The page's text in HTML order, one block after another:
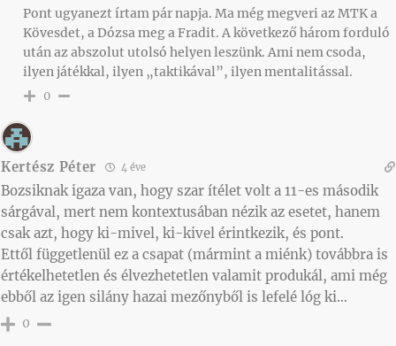
Pont ugyanezt írtam pár napja. Ma még megveri az MTK a
Kövesdet, a Dózsa meg a Fradit. A következő három forduló
után az abszolut utolsó helyen leszünk. Ami nem csoda,
ilyen játékkal, ilyen „taktikával”, ilyen mentalitással.
0
Kertész Péter 4 éve
Bozsiknak igaza van, hogy szar ítélet volt a 11-es második
sárgával, mert nem kontextusában nézik az esetet, hanem
csak azt, hogy ki-mivel, ki-kivel érintkezik, és pont.
Ettől függetlenül ez a csapat (mármint a miénk) továbbra is
értékelhetetlen és élvezhetetlen valamit produkál, ami még
ebből az igen silány hazai mezőnyből is lefelé lóg ki…
0